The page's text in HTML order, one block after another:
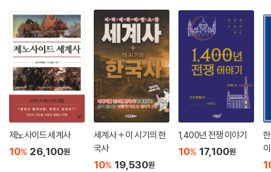
제노사이드 세계사
10% 26,100원
세계사 + 이 시기의 한
국사
10% 19,530원
1,400년 전쟁 이야기
10% 17,100원